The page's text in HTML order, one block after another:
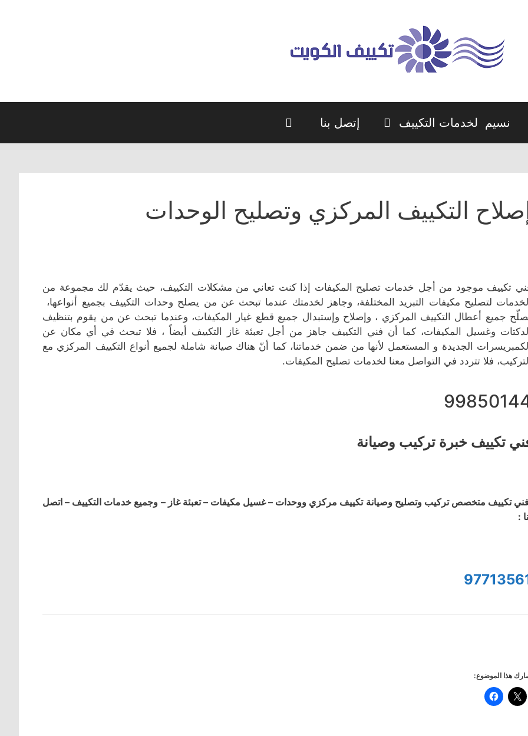
نسيم لخدمات التكييف إتصل بنا
التكييف المركزي وتصليح الوحدات
تكييف موجود من أجل خدمات تصليح المكيفات إذا كنت تعاني من مشكلات التكييف، حيث يقدّم لك مجموعة من
لتصليح مكيفات التبريد المختلفة، وجاهز لخدمتك عندما تبحث عن من يصلح وحدات التكييف بجميع أنواعها،
جميع أعطال التكييف المركزي ، وإصلاح وإستبدال جميع قطع غيار المكيفات، وعندما تبحث عن من يقوم بتنظيف
وغسيل المكيفات، كما أن فني التكييف جاهز من أجل تعبئة غاز التكييف أيضاً ، فلا تبحث في أي مكان عن
الجديدة و المستعمل لأنها من ضمن خدماتنا، كما أنّ هناك صيانة شاملة لجميع أنواع التكييف المركزي مع
فلا تتردد في التواصل معنا لخدمات تصليح المكيفات.
تكييف خبرة تركيب وصيانة
تكييف متخصص تركيب وتصليح وصيانة تكييف مركزي ووحدات – غسيل مكيفات – تعبئة غاز – وجميع خدمات التكييف – اتصل
:
هذا الموضوع: